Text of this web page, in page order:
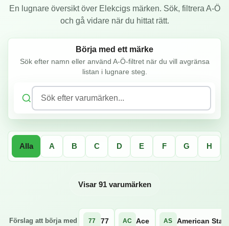
En lugnare översikt över Elekcigs märken. Sök, filtrera A-Ö
och gå vidare när du hittat rätt.
Börja med ett märke
Sök efter namn eller använd A-Ö-filtret när du vill avgränsa
listan i lugnare steg.
Sök efter varumärken...
Alla A B C D E F G H
Visar 91 varumärken
Förslag att börja med 77 77 AC Ace AS American Stars